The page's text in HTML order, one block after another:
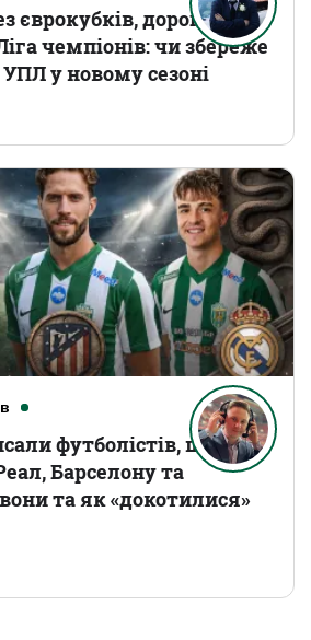
єврокубків, дорогі
чемпіонів: чи збереже
у новому сезоні
футболістів, що
Барселону та
та як «докотилися»